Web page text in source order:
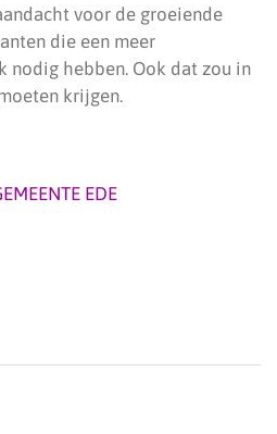
voor de groeiende
die een meer
nodig hebben. Ook dat zou in
krijgen.
EDE